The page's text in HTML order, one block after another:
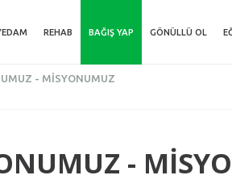
REHAB BAĞIŞ YAP GÖNÜLLÜ OL
- MISYONUMUZ
-